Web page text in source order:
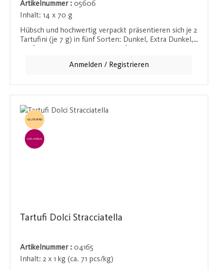
Artikelnummer : 05606
Inhalt: 14 x 70 g
Hübsch und hochwertig verpackt präsentieren sich je 2
Tartufini (je 7 g) in fünf Sorten: Dunkel, Extra Dunkel,
Anmelden / Registrieren
GLUTENFREI
EINZELVERKAUF
Tartufi Dolci Stracciatella
Artikelnummer : 04165
Inhalt: 2 x 1 kg (ca. 71 pcs/kg)